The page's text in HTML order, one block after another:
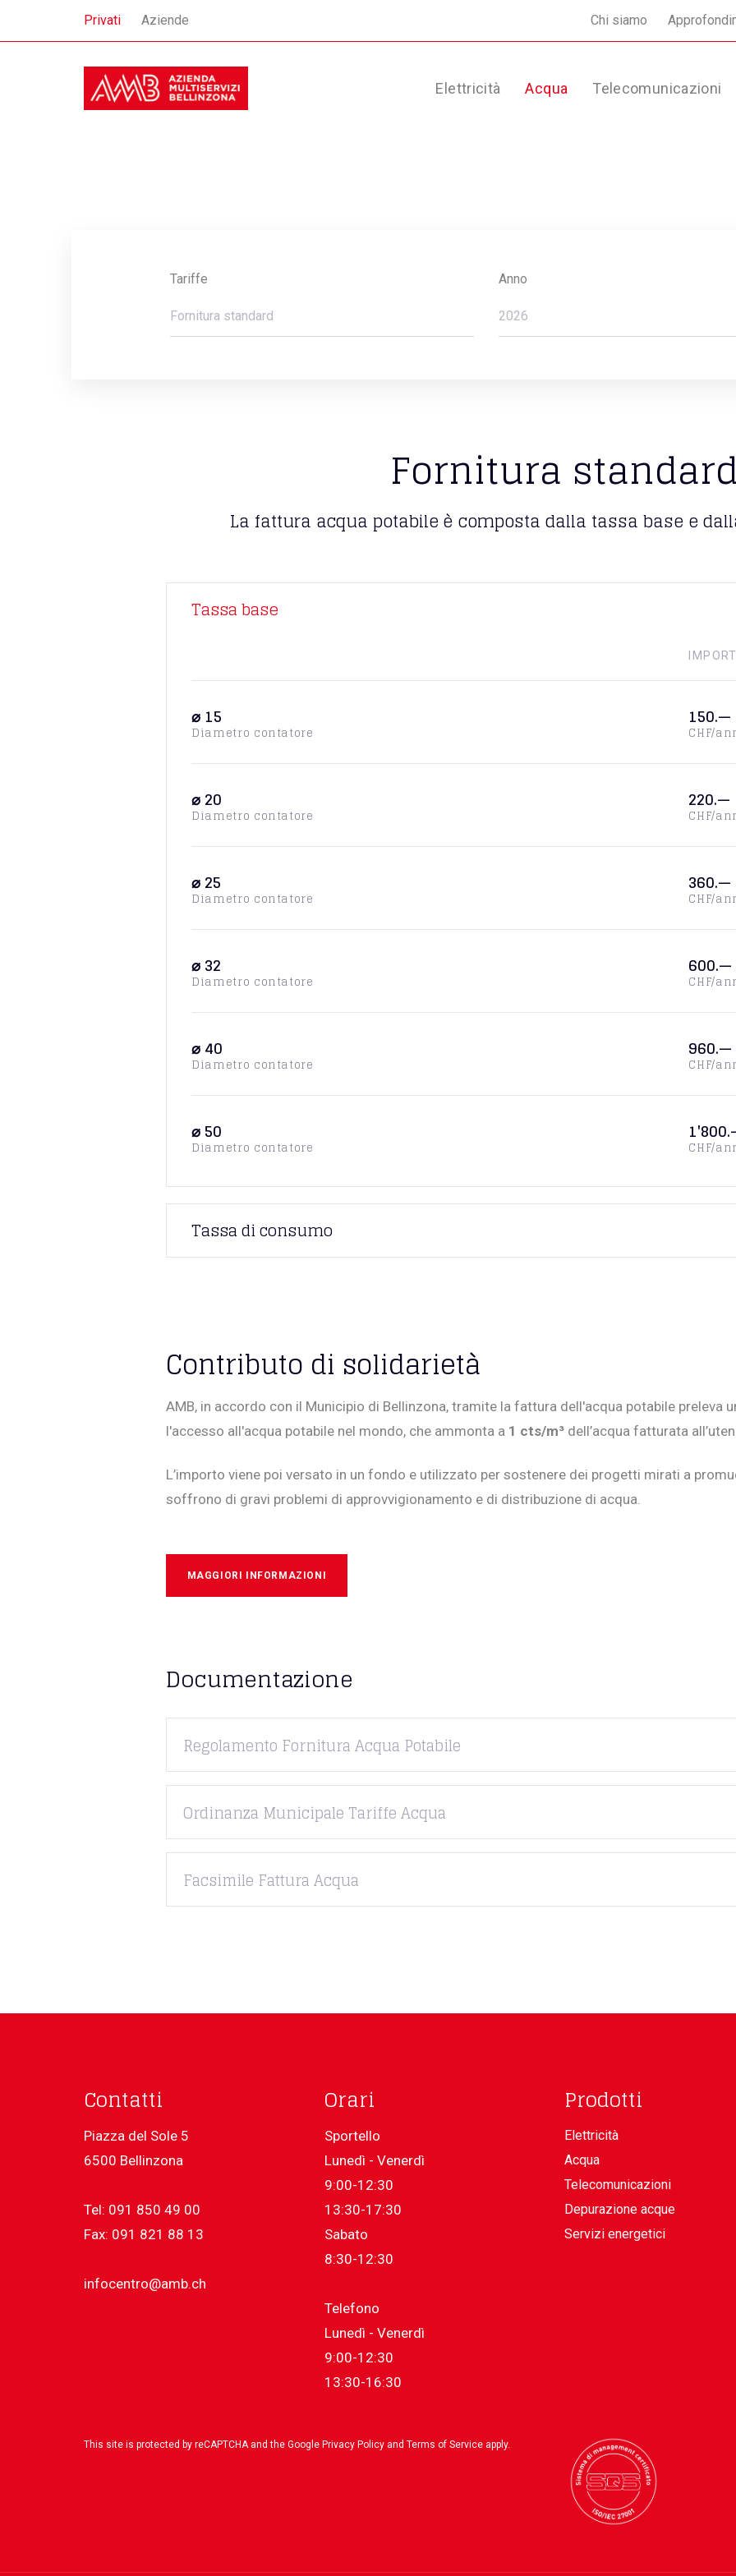
Privati Aziende Chi siamo
Elettricità Acqua Telecomunicazioni
Tariffe Anno
Fornitura standard
La fattura acqua potabile è composta dalla tassa base e
Tassa base
⌀ 15
Diametro contatore
150.—
CHF/
⌀ 20
Diametro contatore
220.—
CHF/
⌀ 25
Diametro contatore
360.—
CHF/
⌀ 32
Diametro contatore
600.—
CHF/
⌀ 40
Diametro contatore
960.—
CHF/
⌀ 50
Diametro contatore CHF/
Tassa di consumo
Contributo di solidarietà
AMB, in accordo con il Municipio di Bellinzona, tramite la fattura dell'acqua potabile preleva
l'accesso all'acqua potabile nel mondo, che ammonta a 1 cts/m³ dell’acqua fatturata
L’importo viene poi versato in un fondo e utilizzato per sostenere dei progetti mirati a
soffrono di gravi problemi di approvvigionamento e di distribuzione di acqua.
MAGGIORI INFORMAZIONI
Documentazione
Regolamento Fornitura Acqua Potabile
Ordinanza Municipale Tariffe Acqua
Facsimile Fattura Acqua
Contatti
Piazza del Sole 5
6500 Bellinzona
Tel: 091 850 49 00
Fax: 091 821 88 13
infocentro@amb.ch
Orari
Sportello
Lunedì - Venerdì
9:00-12:30
13:30-17:30
Sabato
8:30-12:30
Telefono
Lunedì - Venerdì
9:00-12:30
13:30-16:30
Prodotti
Elettricità
Acqua
Telecomunicazioni
Depurazione acque
Servizi energetici
This site is protected by reCAPTCHA and the Google Privacy Policy and Terms of Service apply.